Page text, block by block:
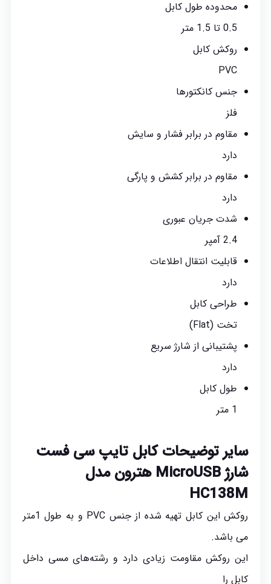
محدوده طول کابل
0.5 تا 1.5 متر
روکش کابل
PVC
جنس کانکتورها
فلز
مقاوم در برابر فشار و سایش
دارد
مقاوم در برابر کشش و پارگی
دارد
شدت جریان عبوری
2.4 آمپر
قابلیت انتقال اطلاعات
دارد
طراحی کابل
تخت (Flat)
پشتیبانی از شارژ سریع
دارد
طول کابل
1 متر
سایر توضیحات کابل تایپ سی فست
شارژ
MicroUSB هترون مدل
HC138M
روکش این کابل تهیه شده از جنس PVC و به طول 1متر
می باشد.
این روکش مقاومت زیادی دارد و رشته‌های مسی داخل
کابل را